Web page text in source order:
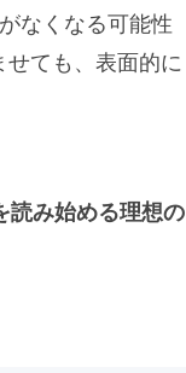
なくなる可能性
ても、表面的に
読み始める理想の